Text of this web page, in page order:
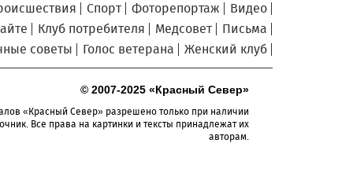
6.08.2026 15:08
Уникальный трейл и
силовые шоу приготовили округа
Вологодчины ко Дню физкультурника
поможет вологжанам оформить выплату
на первоклассника
Вологодская область
Спорт Фоторепортаж
Видео
Клуб потребителя Медсовет
Письма
советы
Голос ветерана Женский клуб
© 2007-2025 «Красный Север»
«Красный Север» разрешено только при наличии
Все права на картинки и тексты принадлежат их
авторам.